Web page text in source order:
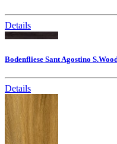
Details
Bodenfliese Sant Agostino
Details